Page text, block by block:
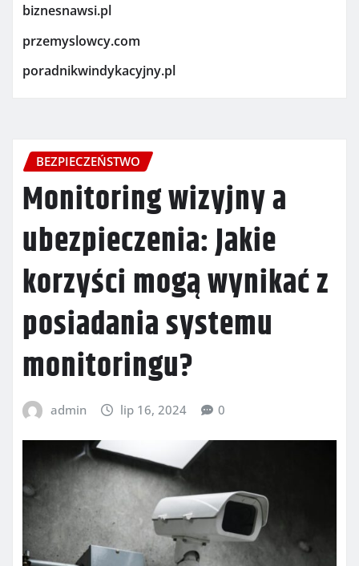
biznesnawsi.pl
przemyslowcy.com
poradnikwindykacyjny.pl
BEZPIECZEŃSTWO
Monitoring wizyjny a
ubezpieczenia: Jakie
korzyści mogą wynikać z
posiadania systemu
monitoringu?
admin lip 16, 2024 0